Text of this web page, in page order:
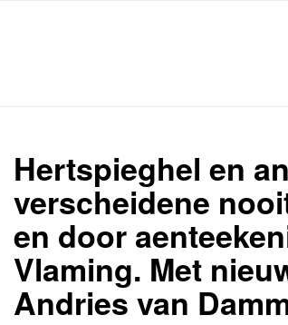
Hertspieghel en
verscheidene
en door
Vlaming. Met
Andries van